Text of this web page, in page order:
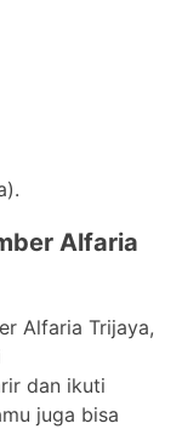
Alfaria
Alfaria Trijaya,
dan ikuti
juga bisa